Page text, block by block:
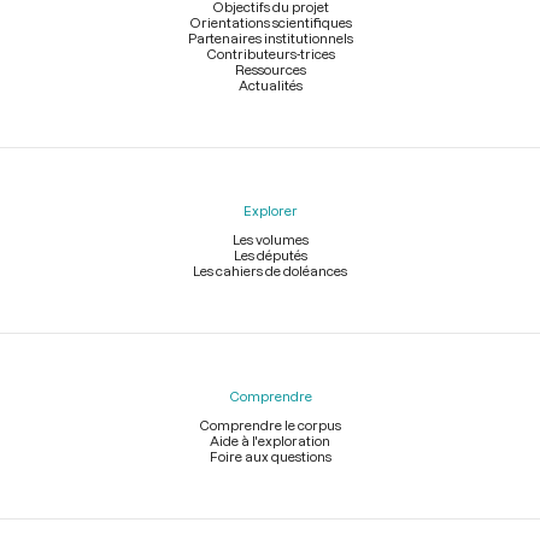
Objectifs du projet
Orientations scientifiques
Partenaires institutionnels
Contributeurs-trices
Ressources
Actualités
Explorer
Les volumes
Les députés
Les cahiers de doléances
Comprendre
Comprendre le corpus
Aide à l'exploration
Foire aux questions